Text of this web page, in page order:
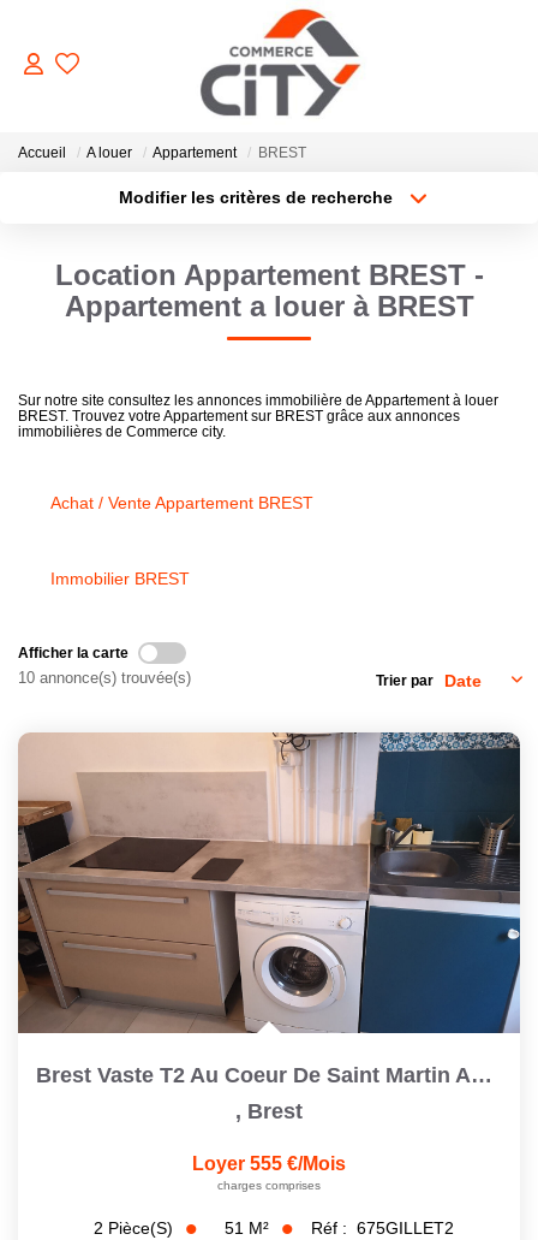
ACHETER
LOUER
Accueil A louer Appartement BREST
Modifier les critères de recherche
Sélectionnez...
Type de bien
Surface min
Créer une alerte
Location Appartement BREST -
Appartement a louer à BREST
Sur notre site consultez les annonces immobilière de Appartement à louer
BREST. Trouvez votre Appartement sur BREST grâce aux annonces
immobilières de Commerce city.
Achat / Vente Appartement BREST
Immobilier BREST
Afficher la carte
10 annonce(s) trouvée(s) Trier par
Brest Vaste T2 Au Coeur De Saint Martin Au 2ème Et Dernier...
, Brest
Loyer 555 €/mois
charges comprises
2 Pièce(s) 51 M² Réf : 675GILLET2